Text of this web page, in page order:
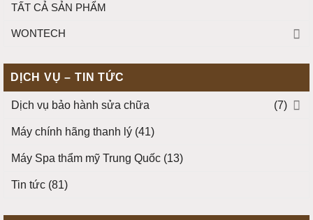
TẤT CẢ SẢN PHẨM
WONTECH
DỊCH VỤ – TIN TỨC
Dịch vụ bảo hành sửa chữa (7)
Máy chính hãng thanh lý (41)
Máy Spa thẩm mỹ Trung Quốc (13)
Tin tức (81)